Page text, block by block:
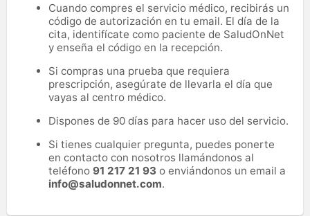
Cuando compres el servicio médico, recibirás un
código de autorización en tu email. El día de la
cita, identifícate como paciente de SaludOnNet
y enseña el código en la recepción.
Si compras una prueba que requiera
prescripción, asegúrate de llevarla el día que
vayas al centro médico.
Dispones de 90 días para hacer uso del servicio.
Si tienes cualquier pregunta, puedes ponerte
en contacto con nosotros llamándonos al
teléfono 91 217 21 93 o enviándonos un email a
info@saludonnet.com.